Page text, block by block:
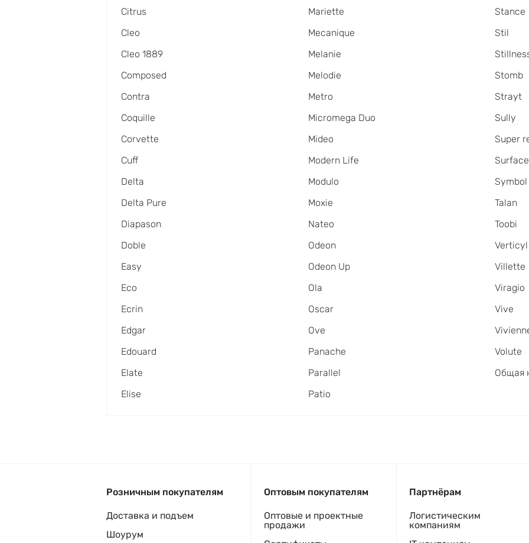
Citrus
Cleo
Cleo 1889
Composed
Contra
Coquille
Corvette
Cuff
Delta
Delta Pure
Diapason
Doble
Easy
Eco
Ecrin
Edgar
Edouard
Elate
Elise
Mariette
Mecanique
Melanie
Melodie
Metro
Micromega Duo
Mideo
Modern Life
Modulo
Moxie
Nateo
Odeon
Odeon Up
Ola
Oscar
Ove
Panache
Parallel
Patio
Stance
Stil
Stomb
Strayt
Sully
Super
Surface
Symbol
Talan
Toobi
Verticyl
Villette
Viragio
Vive
Volute
Общая
Розничным покупателям
Доставка и подъем
Шоурум
Оптовым покупателям
Оптовые и проектные
продажи
Партнёрам
Логистическим
компаниям